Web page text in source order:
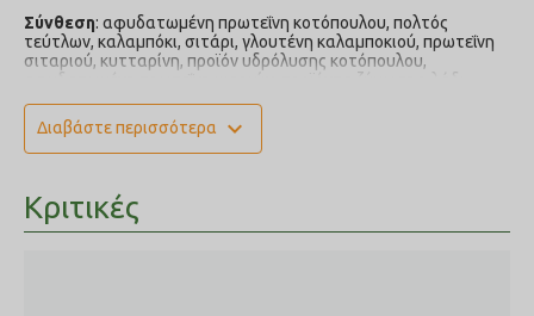
Σύνθεση: αφυδατωμένη πρωτεΐνη κοτόπουλου, πολτός
τεύτλων, καλαμπόκι, σιτάρι, γλουτένη καλαμποκιού, πρωτεΐνη
σιταριού, κυτταρίνη, προϊόν υδρόλυσης κοτόπουλου,
μεταλλικές ουσίες.
Αναλυτικά συστατικά: μεικτές πρωτεΐνες 32.00%, ολικές
τέφρα 6.50%, ασβέστιο 1.20%, φώσφορος 0.80%, νάτριο
0.20%, άμυλο 23.00%, ολικά σάκχαρα 2.15%, κάλιο 0.50%.
Μεταβολίσιμη ενέργεια: 3.048 kcal/kg.
Διαβάστε περισσότερα expand_more
Κριτικές